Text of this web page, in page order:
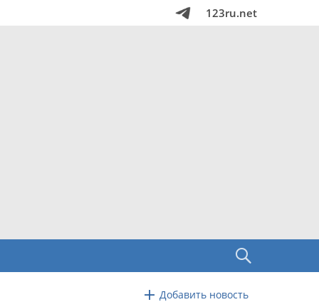
123ru.net
Добавить новость